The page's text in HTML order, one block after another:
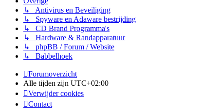
↳ Antivirus en Beveiliging
↳ Spyware en Adaware bestrijding
↳ CD Brand Programma's
↳ Hardware & Randapparatuur
↳ phpBB / Forum / Website
↳ Babbelhoek
Forumoverzicht
Alle tijden zijn UTC+02:00
Verwijder cookies
Contact